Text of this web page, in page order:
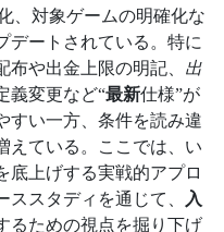
、対象ゲームの明確化な
デートされている。特に
布や出金上限の明記、 出
義変更など“最新仕様”が
すい一方、条件を読み違
えている。ここでは、い
底上げする実戦的アプロ
スタディを通じて、
入
るための視点を掘り下げ